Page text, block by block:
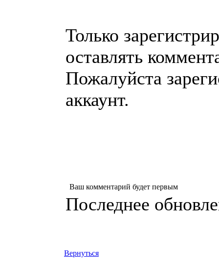
Только
оставлять
Пожалуйста
аккаунт.
Ваш комментарий будет первым
Последнее
Вернуться